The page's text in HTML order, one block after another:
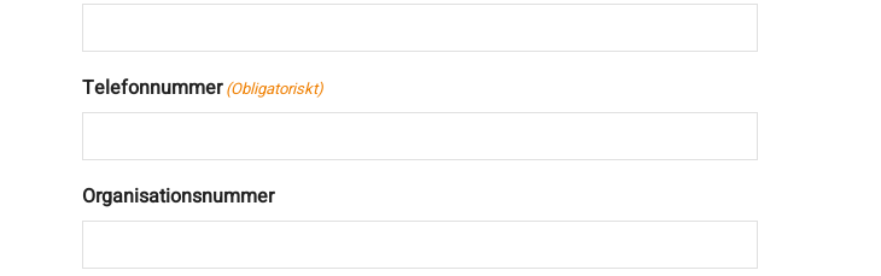
Telefonnummer (Obligatoriskt)
Organisationsnummer